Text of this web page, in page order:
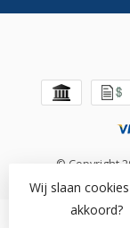
© Copyright
Beoordeling op
Wij slaan
akkoord?